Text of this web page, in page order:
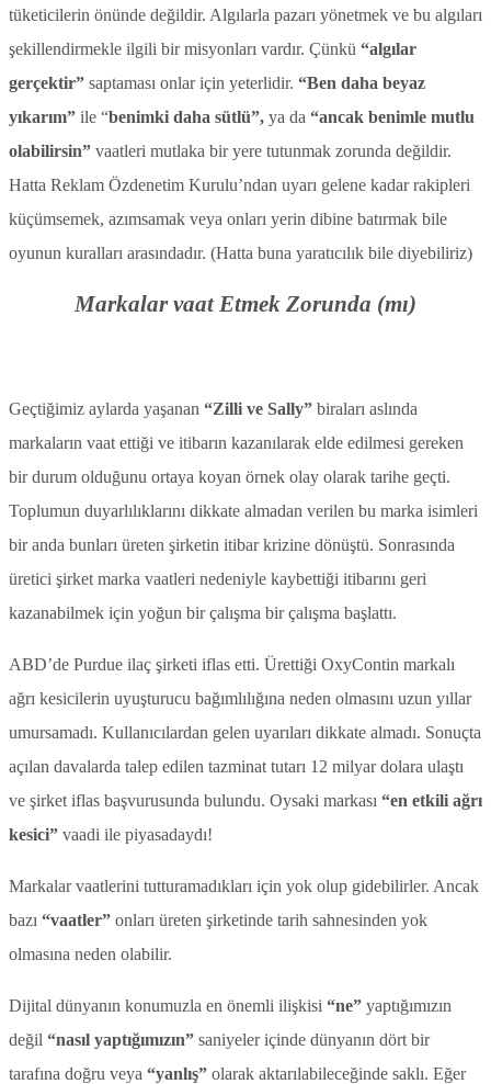
tüketicilerin önünde değildir. Algılarla pazarı yönetmek ve bu algıları
şekillendirmekle ilgili bir misyonları vardır. Çünkü “algılar
gerçektir” saptaması onlar için yeterlidir. “Ben daha beyaz
yıkarım” ile “benimki daha sütlü”, ya da “ancak benimle mutlu
olabilirsin” vaatleri mutlaka bir yere tutunmak zorunda değildir.
Hatta Reklam Özdenetim Kurulu’ndan uyarı gelene kadar rakipleri
küçümsemek, azımsamak veya onları yerin dibine batırmak bile
oyunun kuralları arasındadır. (Hatta buna yaratıcılık bile diyebiliriz)
Markalar vaat Etmek Zorunda (mı)
Geçtiğimiz aylarda yaşanan “Zilli ve Sally” biraları aslında
markaların vaat ettiği ve itibarın kazanılarak elde edilmesi gereken
bir durum olduğunu ortaya koyan örnek olay olarak tarihe geçti.
Toplumun duyarlılıklarını dikkate almadan verilen bu marka isimleri
bir anda bunları üreten şirketin itibar krizine dönüştü. Sonrasında
üretici şirket marka vaatleri nedeniyle kaybettiği itibarını geri
kazanabilmek için yoğun bir çalışma bir çalışma başlattı.
ABD’de Purdue ilaç şirketi iflas etti. Ürettiği OxyContin markalı
ağrı kesicilerin uyuşturucu bağımlılığına neden olmasını uzun yıllar
umursamadı. Kullanıcılardan gelen uyarıları dikkate almadı. Sonuçta
açılan davalarda talep edilen tazminat tutarı 12 milyar dolara ulaştı
ve şirket iflas başvurusunda bulundu. Oysaki markası “en etkili ağrı
kesici” vaadi ile piyasadaydı!
Markalar vaatlerini tutturamadıkları için yok olup gidebilirler. Ancak
bazı “vaatler” onları üreten şirketinde tarih sahnesinden yok
olmasına neden olabilir.
Dijital dünyanın konumuzla en önemli ilişkisi “ne” yaptığımızın
değil “nasıl yaptığımızın” saniyeler içinde dünyanın dört bir
tarafına doğru veya “yanlış” olarak aktarılabileceğinde saklı. Eğer